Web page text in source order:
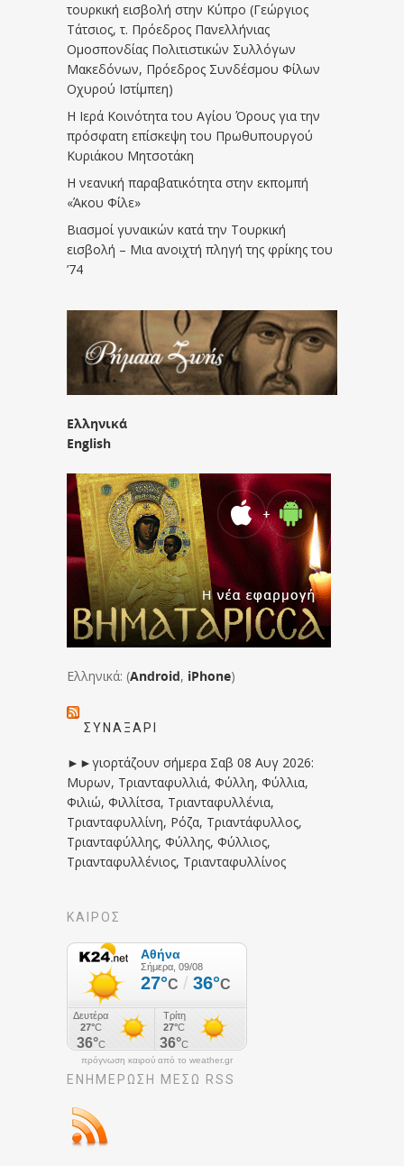
τουρκική εισβολή στην Κύπρο (Γεώργιος
Τάτσιος, τ. Πρόεδρος Πανελλήνιας
Ομοσπονδίας Πολιτιστικών Συλλόγων
Μακεδόνων, Πρόεδρος Συνδέσμου Φίλων
Οχυρού Ιστίμπεη)
Η Ιερά Κοινότητα του Αγίου Όρους για την
πρόσφατη επίσκεψη του Πρωθυπουργού
Κυριάκου Μητσοτάκη
Η νεανική παραβατικότητα στην εκπομπή
«Άκου Φίλε»
Βιασμοί γυναικών κατά την Τουρκική
εισβολή – Μια ανοιχτή πληγή της φρίκης του
’74
Ελληνικά
English
Ελληνικά: (Android, iPhone)
ΣΥΝΑΞΆΡΙ
►►γιορτάζουν σήμερα Σαβ 08 Αυγ 2026:
Μυρων, Τριανταφυλλιά, Φύλλη, Φύλλια,
Φιλιώ, Φιλλίτσα, Τριανταφυλλένια,
Τριανταφυλλίνη, Ρόζα, Τριαντάφυλλος,
Τριανταφύλλης, Φύλλης, Φύλλιος,
Τριανταφυλλένιος, Τριανταφυλλίνος
ΚΑΙΡΟΣ
πρόγνωση καιρού από το weather.gr
ΕΝΗΜΈΡΩΣΉ ΜΕΣΩ RSS